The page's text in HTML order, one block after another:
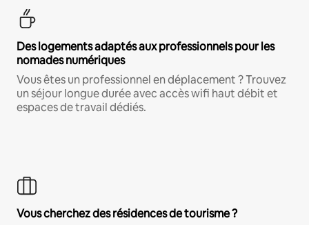
Des logements adaptés aux professionnels pour les
nomades numériques
Vous êtes un professionnel en déplacement ? Trouvez
un séjour longue durée avec accès wifi haut débit et
espaces de travail dédiés.
Vous cherchez des résidences de tourisme ?